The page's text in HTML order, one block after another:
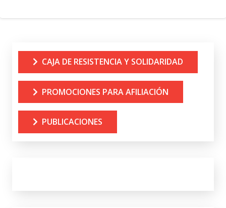
CAJA DE RESISTENCIA Y SOLIDARIDAD
PROMOCIONES PARA AFILIACIÓN
PUBLICACIONES